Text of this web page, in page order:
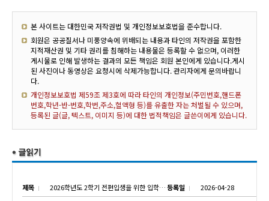
본 사이트는 대한민국 저작권법 및 개인정보보호법을 준수합니다.
회원은 공공질서나 미풍양속에 위배되는 내용과 타인의 저작권을 포함한
지적재산권 및 기타 권리를 침해하는 내용물은 등록할 수 없으며, 이러한
게시물로 인해 발생하는 결과의 모든 책임은 회원 본인에게 있습니다.게시
된 사진이나 동영상은 요청시에 삭제가능합니다. 관리자에게 문의바랍니
다.
개인정보보호법 제59조 제3호에 따라 타인의 개인정보(주민번호,핸드폰
번호,학년-반-번호,학번,주소,혈액형 등)를 유출한 자는 처벌될 수 있으며,
등록된 글(글, 텍스트, 이미지 등)에 대한 법적책임은 글쓴이에게 있습니다.
제목 2026학년도 2학기 전편입생을 위한 입학설명회 실시등록일 2026-04-28